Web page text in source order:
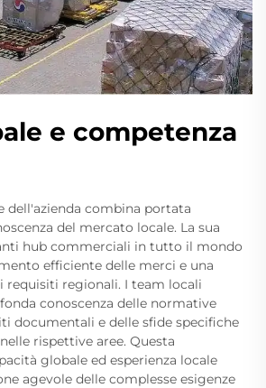
e competenza
dell'azienda combina portata
del mercato locale. La sua
hub commerciali in tutto il mondo
efficiente delle merci e una
requisiti regionali. I team locali
conoscenza delle normative
documentali e delle sfide specifiche
rispettive aree. Questa
globale ed esperienza locale
agevole delle complesse esigenze